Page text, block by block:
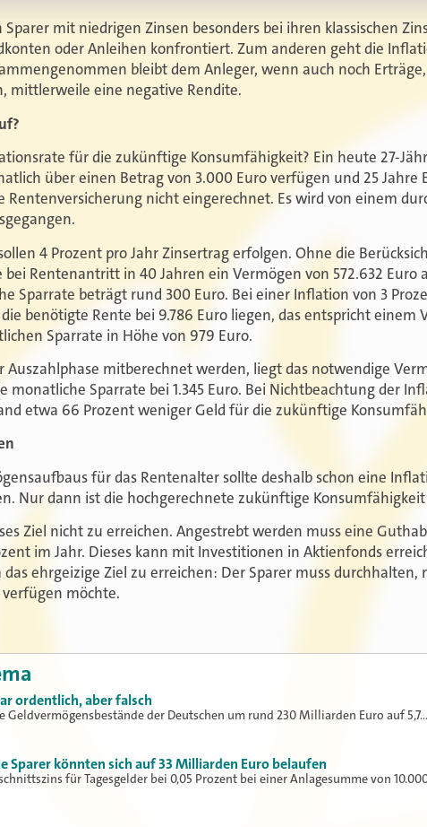
mit niedrigen Zinsen besonders bei ihren klassischen
oder Anleihen konfrontiert. Zum anderen geht die
bleibt dem Anleger, wenn auch noch
mittlerweile eine negative Rendite.
für die zukünftige Konsumfähigkeit? Ein heute 27-
über einen Betrag von 3.000 Euro verfügen und 25
Rentenversicherung nicht eingerechnet. Es wird von einem
4 Prozent pro Jahr Zinsertrag erfolgen. Ohne die
bei Rentenantritt in 40 Jahren ein Vermögen von 572.632 Euro
Sparrate beträgt rund 300 Euro. Bei einer Inflation von 3
benötigte Rente bei 9.786 Euro liegen, das entspricht einem
Sparrate in Höhe von 979 Euro.
Auszahlphase mitberechnet werden, liegt das notwendige
monatliche Sparrate bei 1.345 Euro. Bei Nichtbeachtung der
etwa 66 Prozent weniger Geld für die zukünftige
für das Rentenalter sollte deshalb schon eine
Nur dann ist die hochgerechnete zukünftige Konsumfähigkeit
Ziel nicht zu erreichen. Angestrebt werden muss eine
im Jahr. Dieses kann mit Investitionen in Aktienfonds
ehrgeizige Ziel zu erreichen: Der Sparer muss
möchte.
ordentlich, aber falsch
Geldvermögensbestände der Deutschen um rund 230 Milliarden Euro auf 5,7…
Sparer könnten sich auf 33 Milliarden Euro belaufen
für Tagesgelder bei 0,05 Prozent bei einer Anlagesumme von